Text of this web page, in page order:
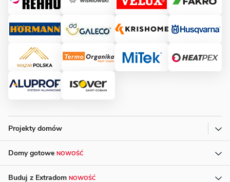
Projekty domów
Domy gotowe NOWOŚĆ
Buduj z Extradom NOWOŚĆ